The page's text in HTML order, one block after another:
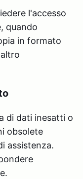
l'accesso
quando
in formato
di dati inesatti o
obsolete
assistenza.